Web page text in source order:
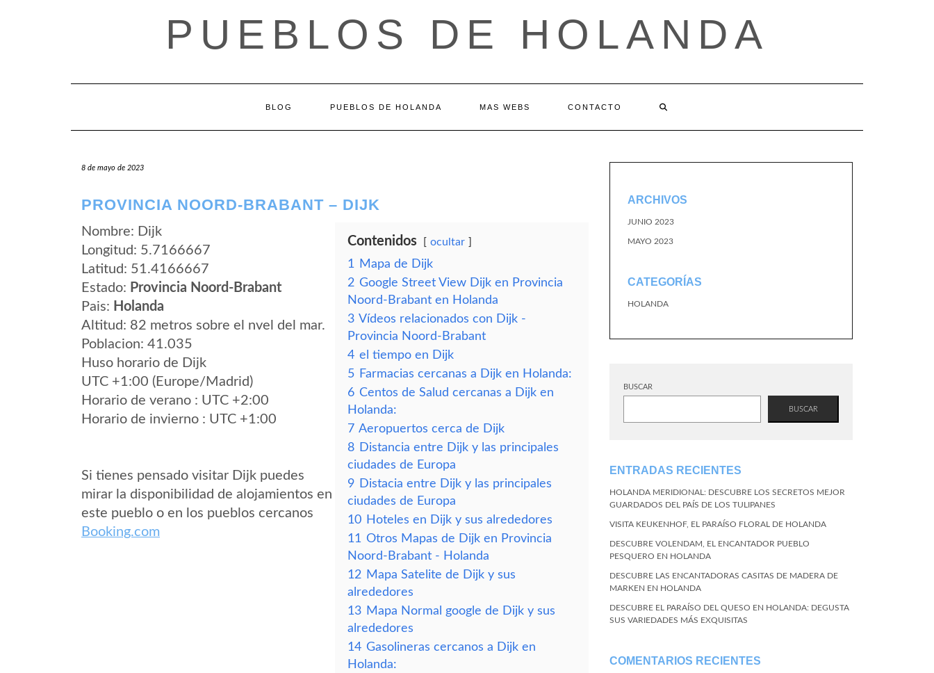
PUEBLOS DE HOLANDA
BLOG PUEBLOS DE HOLANDA MAS WEBS CONTACTO
8 de mayo de 2023
PROVINCIA NOORD-BRABANT – DIJK
Nombre: Dijk
Longitud: 5.7166667
Latitud: 51.4166667
Estado: Provincia Noord-Brabant
Pais: Holanda
Altitud: 82 metros sobre el nvel del mar.
Poblacion: 41.035
Huso horario de Dijk
UTC +1:00 (Europe/Madrid)
Horario de verano : UTC +2:00
Horario de invierno : UTC +1:00
Si tienes pensado visitar Dijk puedes
mirar la disponibilidad de alojamientos en
este pueblo o en los pueblos cercanos
Booking.com
Contenidos ocultar
1
Mapa de Dijk
2 Google Street View Dijk en Provincia
Noord-Brabant en Holanda
3 Vídeos relacionados con Dijk -
Provincia Noord-Brabant
4 el tiempo en Dijk
5 Farmacias cercanas a Dijk en Holanda:
6 Centos de Salud cercanas a Dijk en
Holanda:
7 Aeropuertos cerca de Dijk
8 Distancia entre Dijk y las principales
ciudades de Europa
9 Distacia entre Dijk y las principales
ciudades de Europa
10 Hoteles en Dijk y sus alrededores
11 Otros Mapas de Dijk en Provincia
Noord-Brabant - Holanda
12 Mapa Satelite de Dijk y sus
alrededores
13 Mapa Normal google de Dijk y sus
alrededores
14 Gasolineras cercanos a Dijk en
Holanda:
ARCHIVOS
JUNIO 2023
MAYO 2023
CATEGORÍAS
HOLANDA
BUSCAR
BUSCAR
ENTRADAS RECIENTES
HOLANDA MERIDIONAL: DESCUBRE LOS SECRETOS MEJOR
GUARDADOS DEL PAÍS DE LOS TULIPANES
VISITA KEUKENHOF, EL PARAÍSO FLORAL DE HOLANDA
DESCUBRE VOLENDAM, EL ENCANTADOR PUEBLO
PESQUERO EN HOLANDA
DESCUBRE LAS ENCANTADORAS CASITAS DE MADERA DE
MARKEN EN HOLANDA
DESCUBRE EL PARAÍSO DEL QUESO EN HOLANDA: DEGUSTA
SUS VARIEDADES MÁS EXQUISITAS
COMENTARIOS RECIENTES